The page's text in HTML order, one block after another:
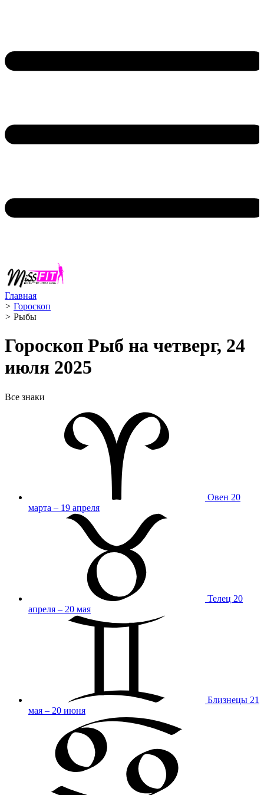
Главная
> Гороскоп
> Рыбы ️
Гороскоп Рыб на четверг, 24
июля 2025
Все знаки
Овен 20
марта – 19 апреля
Телец 20
апреля – 20 мая
Близнецы 21
мая – 20 июня